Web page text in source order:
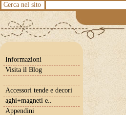
Cerca nel sito
Informazioni
Visita il Blog
Accessori tende e decori
aghi+magneti e..
Appendini